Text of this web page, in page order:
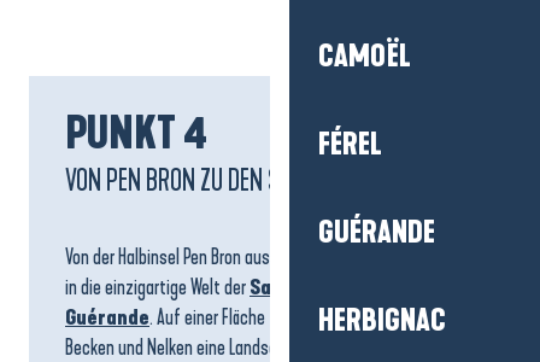
CAMOËL
FÉREL
GUÉRANDE
HERBIGNAC
PUNKT 4
VON PEN BRON ZU DEN SALZGÄRTEN
Von der Halbinsel Pen Bron aus gleitet der GR® 34 allmählich
in die einzigartige Welt derSalzmarschen von
Guérande. Auf einer Fläche von fast 2.000 Hektar bilden
Becken und Nelken eine Landschaft, die seit dem